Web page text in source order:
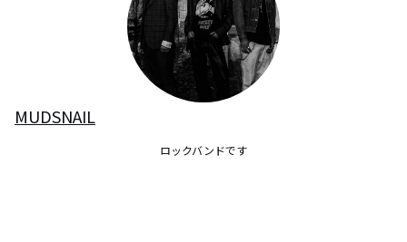
MUDSNAIL
ロックバンドです